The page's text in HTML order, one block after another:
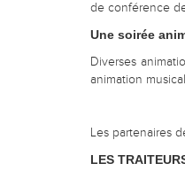
de conférence
Une soirée
Diverses
animation
Les partenaires
LES TRAITEURS